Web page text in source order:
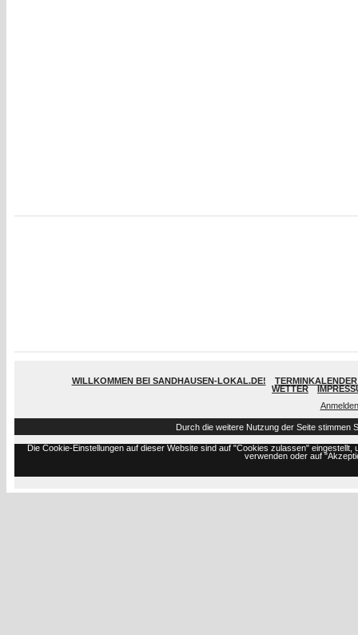
WILLKOMMEN BEI SANDHAUSEN-LOKAL.DE!
TERMINKALENDER
WETTER
Anmelden
Durch die weitere Nutzung der Seite stimmen
Die Cookie-Einstellungen auf dieser Website sind auf "Cookies zulassen"
verwenden oder auf